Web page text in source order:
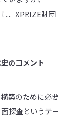
、XPRIZE財団
のコメント
築のために必要
探査というテー